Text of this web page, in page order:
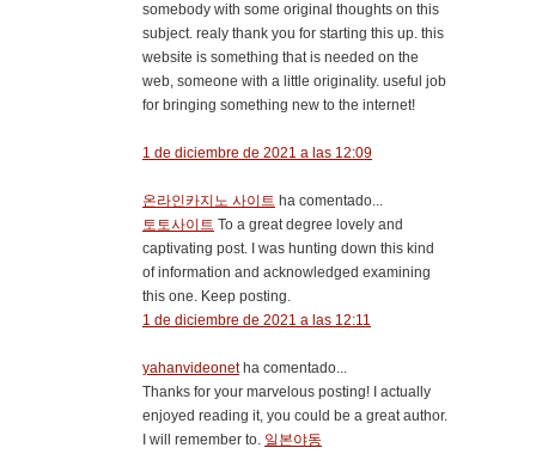
somebody with some original thoughts on this
subject. realy thank you for starting this up. this
website is something that is needed on the
web, someone with a little originality. useful job
for bringing something new to the internet!
1 de diciembre de 2021 a las 12:09
온라인카지노 사이트 ha comentado...
토토사이트 To a great degree lovely and
captivating post. I was hunting down this kind
of information and acknowledged examining
this one. Keep posting.
1 de diciembre de 2021 a las 12:11
yahanvideonetha comentado...
Thanks for your marvelous posting! I actually
enjoyed reading it, you could be a great author.
I will remember to. 일본야동